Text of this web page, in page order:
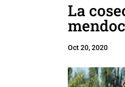
La
Oct 20, 2020